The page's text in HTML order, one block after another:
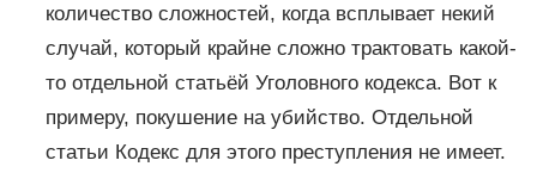
количество сложностей, когда всплывает некий
случай, который крайне сложно трактовать какой-
то отдельной статьёй Уголовного кодекса. Вот к
примеру, покушение на убийство. Отдельной
статьи Кодекс для этого преступления не имеет.